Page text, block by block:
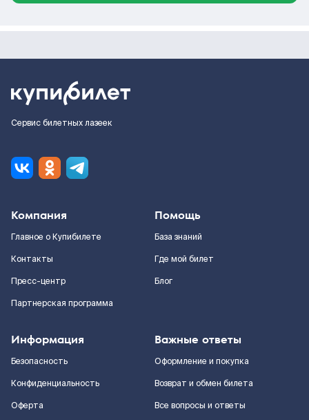
Сервис билетных лазеек
Компания
Главное о Купибилете
Контакты
Пресс-центр
Партнерская программа
Помощь
База знаний
Где мой билет
Блог
Информация
Безопасность
Конфиденциальность
Оферта
Важные ответы
Оформление и покупка
Возврат и обмен билета
Все вопросы и ответы